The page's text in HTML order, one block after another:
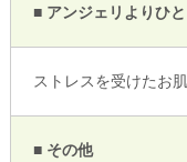
■ アンジェリよりひ
ストレスを受けたお
■ その他